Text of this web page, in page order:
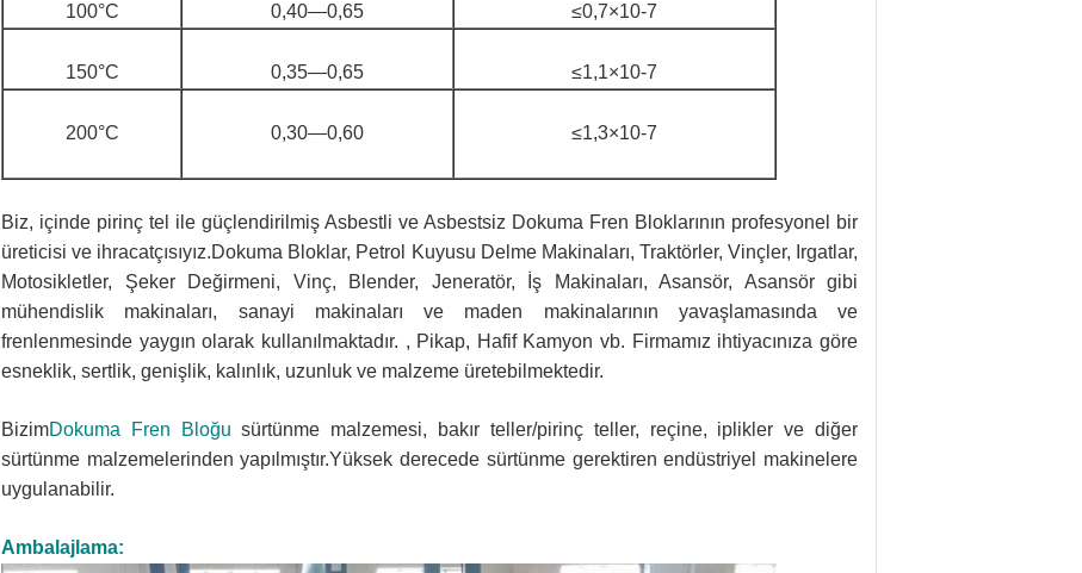
100°C 0,40—0,65 ≤0,7×10-7
150°C 0,35—0,65 ≤1,1×10-7
200°C 0,30—0,60 ≤1,3×10-7
Biz, içinde pirinç tel ile güçlendirilmiş Asbestli ve Asbestsiz Dokuma Fren Bloklarının profesyonel bir
üreticisi ve ihracatçısıyız.Dokuma Bloklar, Petrol Kuyusu Delme Makinaları, Traktörler, Vinçler, Irgatlar,
Motosikletler, Şeker Değirmeni, Vinç, Blender, Jeneratör, İş Makinaları, Asansör, Asansör gibi
mühendislik makinaları, sanayi makinaları ve maden makinalarının yavaşlamasında ve
frenlenmesinde yaygın olarak kullanılmaktadır. , Pikap, Hafif Kamyon vb. Firmamız ihtiyacınıza göre
esneklik, sertlik, genişlik, kalınlık, uzunluk ve malzeme üretebilmektedir.
BizimDokuma Fren Bloğu sürtünme malzemesi, bakır teller/pirinç teller, reçine, iplikler ve diğer
sürtünme malzemelerinden yapılmıştır.Yüksek derecede sürtünme gerektiren endüstriyel makinelere
uygulanabilir.
Ambalajlama: